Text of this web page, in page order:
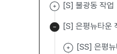
[S] 불광동 작업
[S] 은평뉴타운
[SS] 은평